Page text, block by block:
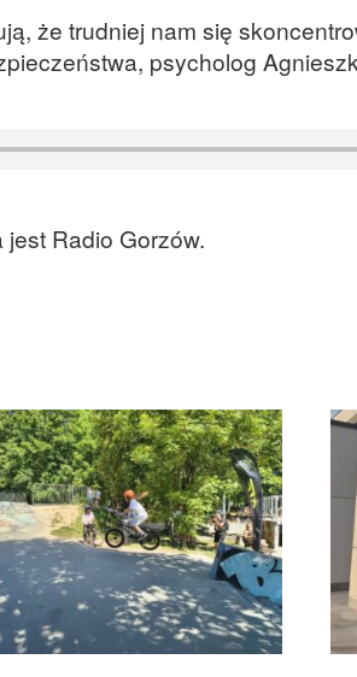
że trudniej nam się
psycholog
Radio Gorzów.